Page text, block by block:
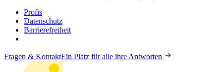
Profis
Datenschutz
Barrierefreiheit
Fragen & KontaktEin Platz für alle ihre Antworten